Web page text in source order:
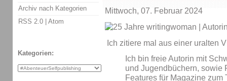
Mittwoch, 07. Februar 2024
Ich zitiere mal aus einer uralten
Ich bin freie Autorin mit
und Jugendbüchern, sowie
Features für Magazine zum
Archiv nach Kategorien
RSS 2.0 | Atom
Kategorien: